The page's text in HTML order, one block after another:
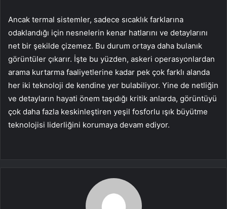
Ancak termal sistemler, sadece sıcaklık farklarına
odaklandığı için nesnelerin kenar hatlarını ve detaylarını
net bir şekilde çizemez. Bu durum ortaya daha bulanık
görüntüler çıkarır. İşte bu yüzden, askeri operasyonlardan
arama kurtarma faaliyetlerine kadar pek çok farklı alanda
her iki teknoloji de kendine yer bulabiliyor. Yine de netliğin
ve detayların hayati önem taşıdığı kritik anlarda, görüntüyü
çok daha fazla keskinleştiren yeşil fosforlu ışık büyütme
teknolojisi liderliğini korumaya devam ediyor.